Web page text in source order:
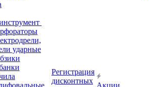
ударные
Регистрация
дисконтных
Акции